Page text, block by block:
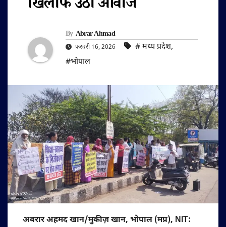
खिलाफ उठी आवाज
By Abrar Ahmad
फरवरी 16, 2026 #‌ मध्य प्रदेश,
#भोपाल
अबरार अहमद खान/मुकीज़ खान, भोपाल (मप्र), NIT: